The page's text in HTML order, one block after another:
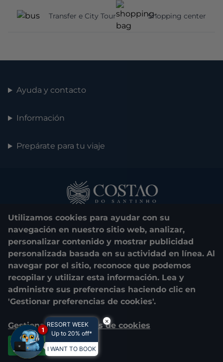
Utilizamos cookies para ayudar con su
navegación en nuestro sitio web, analizar,
personalizar contenido y mostrar publicidad
personalizada basada en su actividad en línea. Al
navegar por el sitio, reconoce que podemos
recopilar y utilizar esta información. Lea y
administre sus preferencias haciendo clic en
'Gestionar preferencias de cookies'.
Gestionar preferencias de cookies
Aceptar todas RESERVAR
Transfer e City Tour Shopping center
Ayuda y contacto
Información
Prepárate para tu viaje
0800 048 1000
© 2025. Costão do Santinho. All rights reserved.
CNPJ e Razão Social:COSTÃO DO SANTINHO TURISMO E LAZER
LTDA.
04.908.757/0001-39
Estrada Vereador Onildo Lemos, 2505 - Praia do Santinho
Florianópolis - Santa Catarina - 88058-700
×
RESORT WEEK
Up to 20% off*
I WANT TO BOOK
1